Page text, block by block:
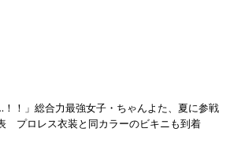
！！」総合力最強女子・ちゃんよた、夏に参戦
プロレス衣装と同カラーのビキニも到着